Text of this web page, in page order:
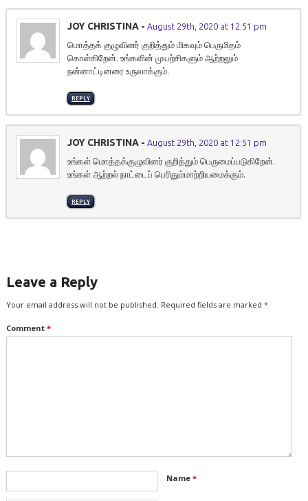
JOY CHRISTINA - August 29th, 2020 at 12:51 pm
மொத்தக் குழுவினர் குறித்தும் மிகவும் பெருமிதம்
கொள்கிறேன். உங்களின் முயற்சிகளும் ஆற்றலும்
நன்னாட்டினரை உருவாக்கும்.
REPLY
JOY CHRISTINA - August 29th, 2020 at 12:51 pm
உங்கள் மொத்தக்குழுவினர் குறித்தும் பெருமைப்படுகிறேன்.
உங்கள் ஆற்றல் நாட்டைப் பெரிதும்மாற்றியமைக்கும்.
REPLY
Leave a Reply
Your email address will not be published. Required fields are marked *
Comment *
Name *